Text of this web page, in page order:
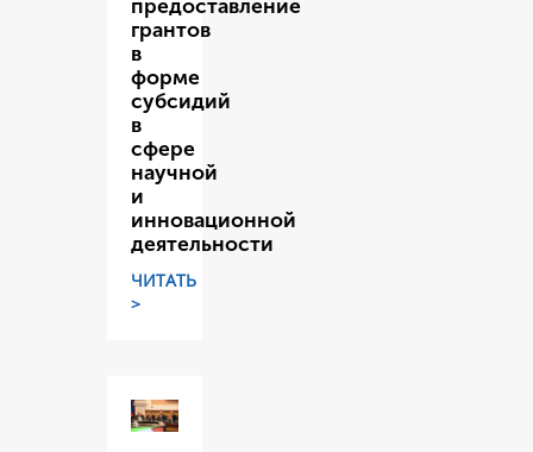
предоставление
грантов
в
форме
субсидий
в
сфере
научной
и
инновационной
деятельности
ЧИТАТЬ
>